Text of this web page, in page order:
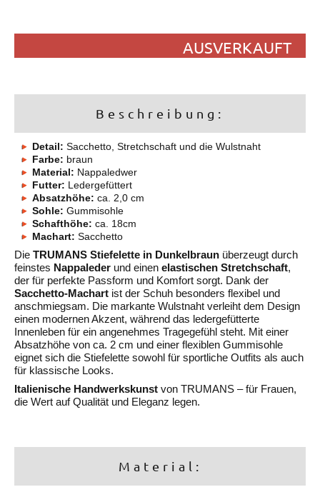
AUSVERKAUFT
Beschreibung:
Detail: Sacchetto, Stretchschaft und die Wulstnaht
Farbe: braun
Material: Nappaledwer
Futter: Ledergefüttert
Absatzhöhe: ca. 2,0 cm
Sohle: Gummisohle
Schafthöhe: ca. 18cm
Machart: Sacchetto
Die TRUMANS Stiefelette in Dunkelbraun überzeugt durch
feinstes Nappaleder und einen elastischen Stretchschaft,
der für perfekte Passform und Komfort sorgt. Dank der
Sacchetto-Machart ist der Schuh besonders flexibel und
anschmiegsam. Die markante Wulstnaht verleiht dem Design
einen modernen Akzent, während das ledergefütterte
Innenleben für ein angenehmes Tragegefühl steht. Mit einer
Absatzhöhe von ca. 2 cm und einer flexiblen Gummisohle
eignet sich die Stiefelette sowohl für sportliche Outfits als auch
für klassische Looks.
Italienische Handwerkskunst von TRUMANS – für Frauen,
die Wert auf Qualität und Eleganz legen.
Material: